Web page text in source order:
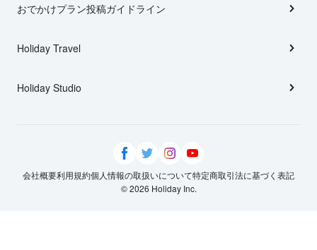
おでかけプラン投稿ガイドライン
Holiday Travel
Holiday Studio
会社概要利用規約個人情報の取扱いについて特定商取引法に基づく表記
© 2026 Holiday Inc.